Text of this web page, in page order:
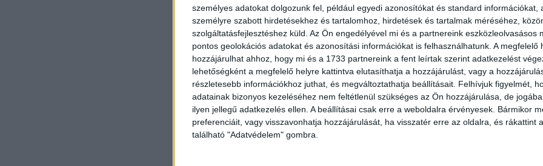
személyes adatokat dolgozunk fel, például egyedi azonosítókat és standard információkat,
személyre szabott hirdetésekhez és tartalomhoz, hirdetések és tartalmak méréséhez,
szolgáltatásfejlesztéshez küld. Az Ön engedélyével mi és a partnereink eszközleolvasásos
pontos geolokációs adatokat és azonosítási információkat is felhasználhatunk. A megfelelő
hozzájárulhat ahhoz, hogy mi és a 1733 partnereink a fent leírtak szerint adatkezelést
lehetőségként a megfelelő helyre kattintva elutasíthatja a hozzájárulást, vagy a
részletesebb információkhoz juthat, és megváltoztathatja beállításait. Felhívjuk figyelmét,
adatainak bizonyos kezeléséhez nem feltétlenül szükséges az Ön hozzájárulása, de
ilyen jellegű adatkezelés ellen. A beállításai csak erre a weboldalra érvényesek. Bármikor
preferenciáit, vagy visszavonhatja hozzájárulását, ha visszatér erre az oldalra, és rákattint
található "Adatvédelem" gombra.